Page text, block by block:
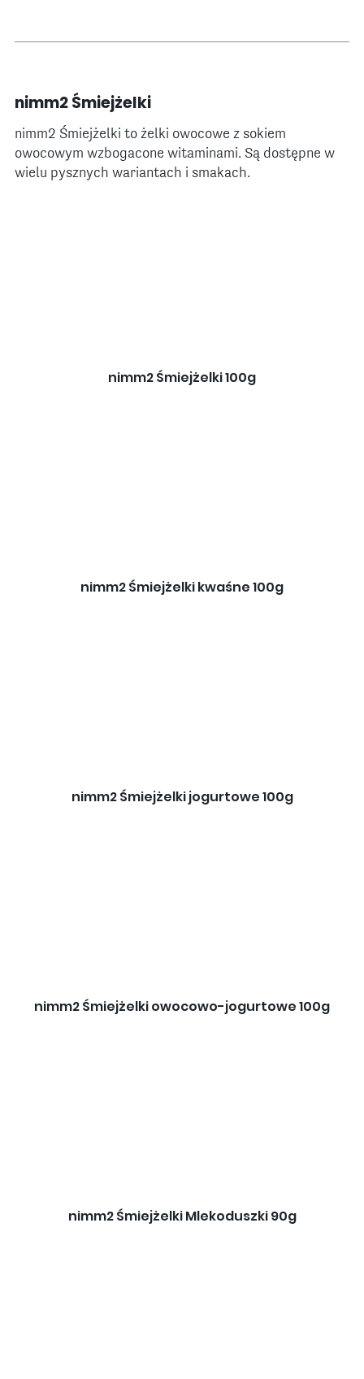
nimm2 Śmiejżelki
nimm2 Śmiejżelki to żelki owocowe z sokiem
owocowym wzbogacone witaminami. Są dostępne w
wielu pysznych wariantach i smakach.
nimm2 Śmiejżelki 100g
nimm2 Śmiejżelki kwaśne 100g
nimm2 Śmiejżelki jogurtowe 100g
nimm2 Śmiejżelki owocowo-jogurtowe 100g
nimm2 Śmiejżelki Mlekoduszki 90g